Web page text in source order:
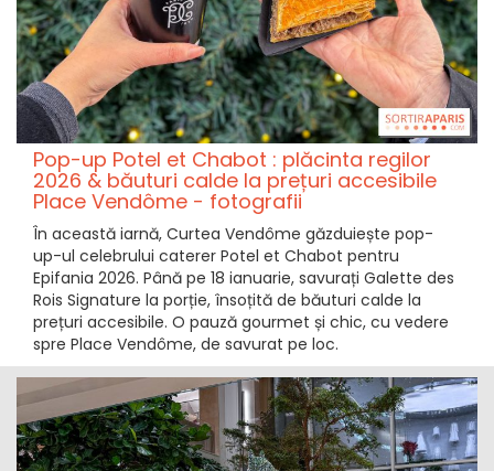
Pop-up Potel et Chabot : plăcinta regilor
2026 & băuturi calde la prețuri accesibile
Place Vendôme - fotografii
În această iarnă, Curtea Vendôme găzduiește pop-
up-ul celebrului caterer Potel et Chabot pentru
Epifania 2026. Până pe 18 ianuarie, savurați Galette des
Rois Signature la porție, însoțită de băuturi calde la
prețuri accesibile. O pauză gourmet și chic, cu vedere
spre Place Vendôme, de savurat pe loc.